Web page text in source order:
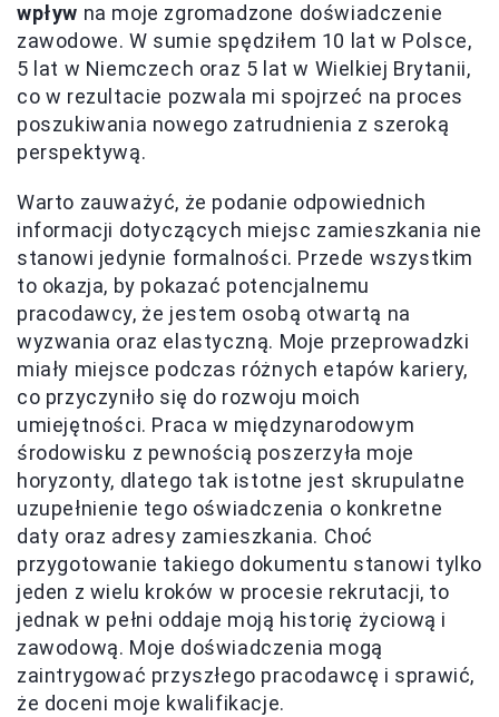
wpływ na moje zgromadzone doświadczenie
zawodowe. W sumie spędziłem 10 lat w Polsce,
5 lat w Niemczech oraz 5 lat w Wielkiej Brytanii,
co w rezultacie pozwala mi spojrzeć na proces
poszukiwania nowego zatrudnienia z szeroką
perspektywą.
Warto zauważyć, że podanie odpowiednich
informacji dotyczących miejsc zamieszkania nie
stanowi jedynie formalności. Przede wszystkim
to okazja, by pokazać potencjalnemu
pracodawcy, że jestem osobą otwartą na
wyzwania oraz elastyczną. Moje przeprowadzki
miały miejsce podczas różnych etapów kariery,
co przyczyniło się do rozwoju moich
umiejętności. Praca w międzynarodowym
środowisku z pewnością poszerzyła moje
horyzonty, dlatego tak istotne jest skrupulatne
uzupełnienie tego oświadczenia o konkretne
daty oraz adresy zamieszkania. Choć
przygotowanie takiego dokumentu stanowi tylko
jeden z wielu kroków w procesie rekrutacji, to
jednak w pełni oddaje moją historię życiową i
zawodową. Moje doświadczenia mogą
zaintrygować przyszłego pracodawcę i sprawić,
że doceni moje kwalifikacje.